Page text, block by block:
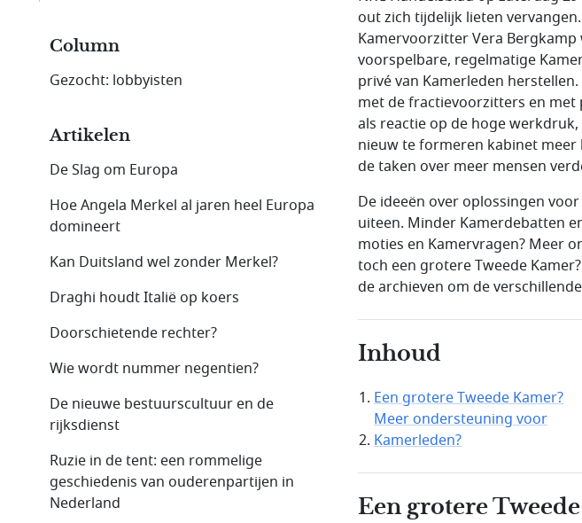
out zich tijdelijk lieten
Kamervoorzitter Vera
voorspelbare, regelmatige
privé van Kamerleden
met de fractievoorzitters en met
als reactie op de hoge
nieuw te formeren kabinet
de taken over meer mensen
De ideeën over oplossingen
uiteen. Minder Kamerdebatten
moties en Kamervragen? Meer
toch een grotere Tweede
de archieven om de
Inhoud
Een grotere Tweede Kamer?
Meer ondersteuning voor
Kamerleden?
Een grotere
Column
Gezocht: lobbyisten
Artikelen
De Slag om Europa
Hoe Angela Merkel al jaren heel Europa
domineert
Kan Duitsland wel zonder Merkel?
Draghi houdt Italië op koers
Doorschietende rechter?
Wie wordt nummer negentien?
De nieuwe bestuurscultuur en de
rijksdienst
Ruzie in de tent: een rommelige
geschiedenis van ouderenpartijen in
Nederland